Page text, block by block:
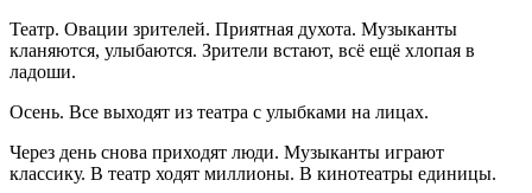
Театр. Овации зрителей. Приятная духота. Музыканты
кланяются, улыбаются. Зрители встают, всё ещё хлопая в
ладоши.
Осень. Все выходят из театра с улыбками на лицах.
Через день снова приходят люди. Музыканты играют
классику. В театр ходят миллионы. В кинотеатры единицы.